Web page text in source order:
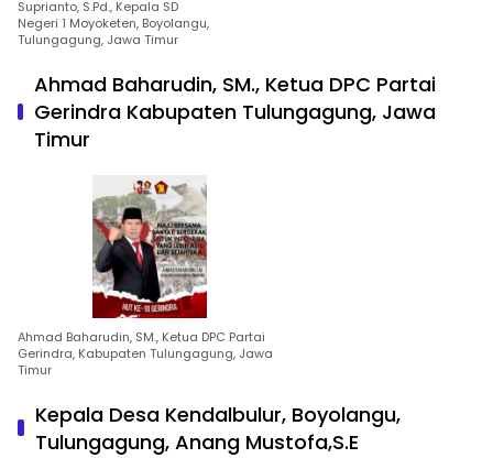
Suprianto, S.Pd., Kepala SD
Negeri 1 Moyoketen, Boyolangu,
Tulungagung, Jawa Timur
Ahmad Baharudin, SM., Ketua DPC Partai
Gerindra Kabupaten Tulungagung, Jawa
Timur
Ahmad Baharudin, SM., Ketua DPC Partai
Gerindra, Kabupaten Tulungagung, Jawa
Timur
Kepala Desa Kendalbulur, Boyolangu,
Tulungagung, Anang Mustofa,S.E